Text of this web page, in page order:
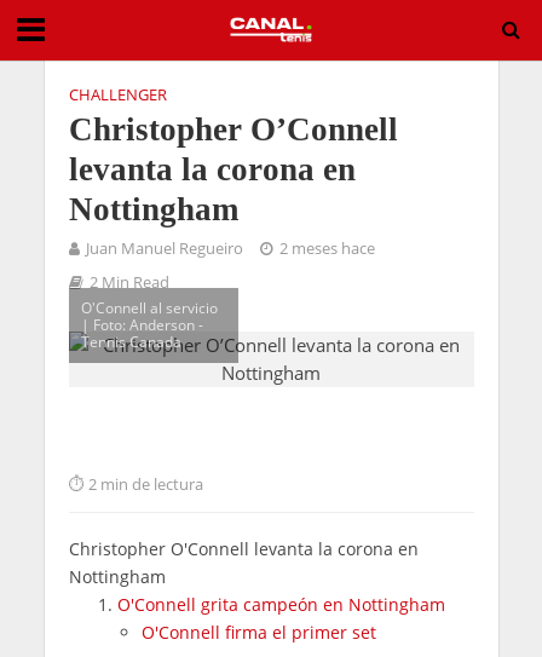
CHALLENGER
Christopher O’Connell
levanta la corona en
Nottingham
Juan Manuel Regueiro
2 meses hace
2 Min Read
O'Connell al servicio
| Foto: Anderson -
Tennis Canada
2 min de lectura
Christopher O'Connell levanta la corona en
Nottingham
O'Connell grita campeón en Nottingham
O'Connell firma el primer set